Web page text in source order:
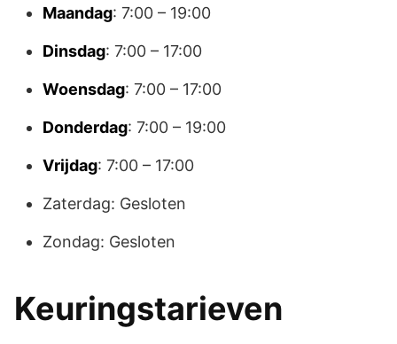
Maandag: 7:00 – 19:00
Dinsdag: 7:00 – 17:00
Woensdag: 7:00 – 17:00
Donderdag: 7:00 – 19:00
Vrijdag: 7:00 – 17:00
Zaterdag: Gesloten
Zondag: Gesloten
Keuringstarieven